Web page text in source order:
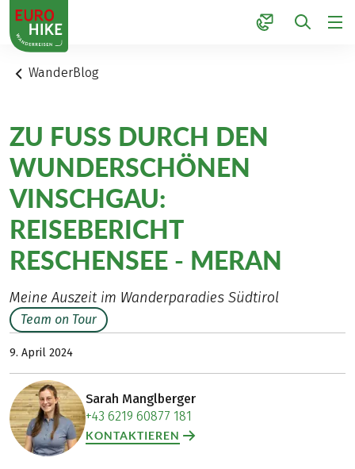
1
WanderBlog
ZU FUSS DURCH DEN W
UNDERSCHÖNEN V
INSCHGAU: R
EISEBERICHT R
ESCHENSEE - MERAN
Meine Auszeit im Wanderparadies Südtirol
Team on Tour
9. April 2024
Sarah Manglberger
+43 6219 60877 181
KONTAKTIEREN